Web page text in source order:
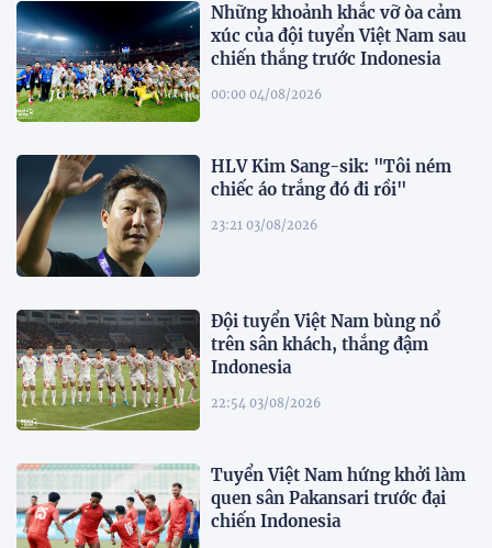
Những khoảnh khắc vỡ òa cảm
xúc của đội tuyển Việt Nam sau
chiến thắng trước Indonesia
00:00 04/08/2026
HLV Kim Sang-sik: "Tôi ném
chiếc áo trắng đó đi rồi"
23:21 03/08/2026
Đội tuyển Việt Nam bùng nổ
trên sân khách, thắng đậm
Indonesia
22:54 03/08/2026
Tuyển Việt Nam hứng khởi làm
quen sân Pakansari trước đại
chiến Indonesia